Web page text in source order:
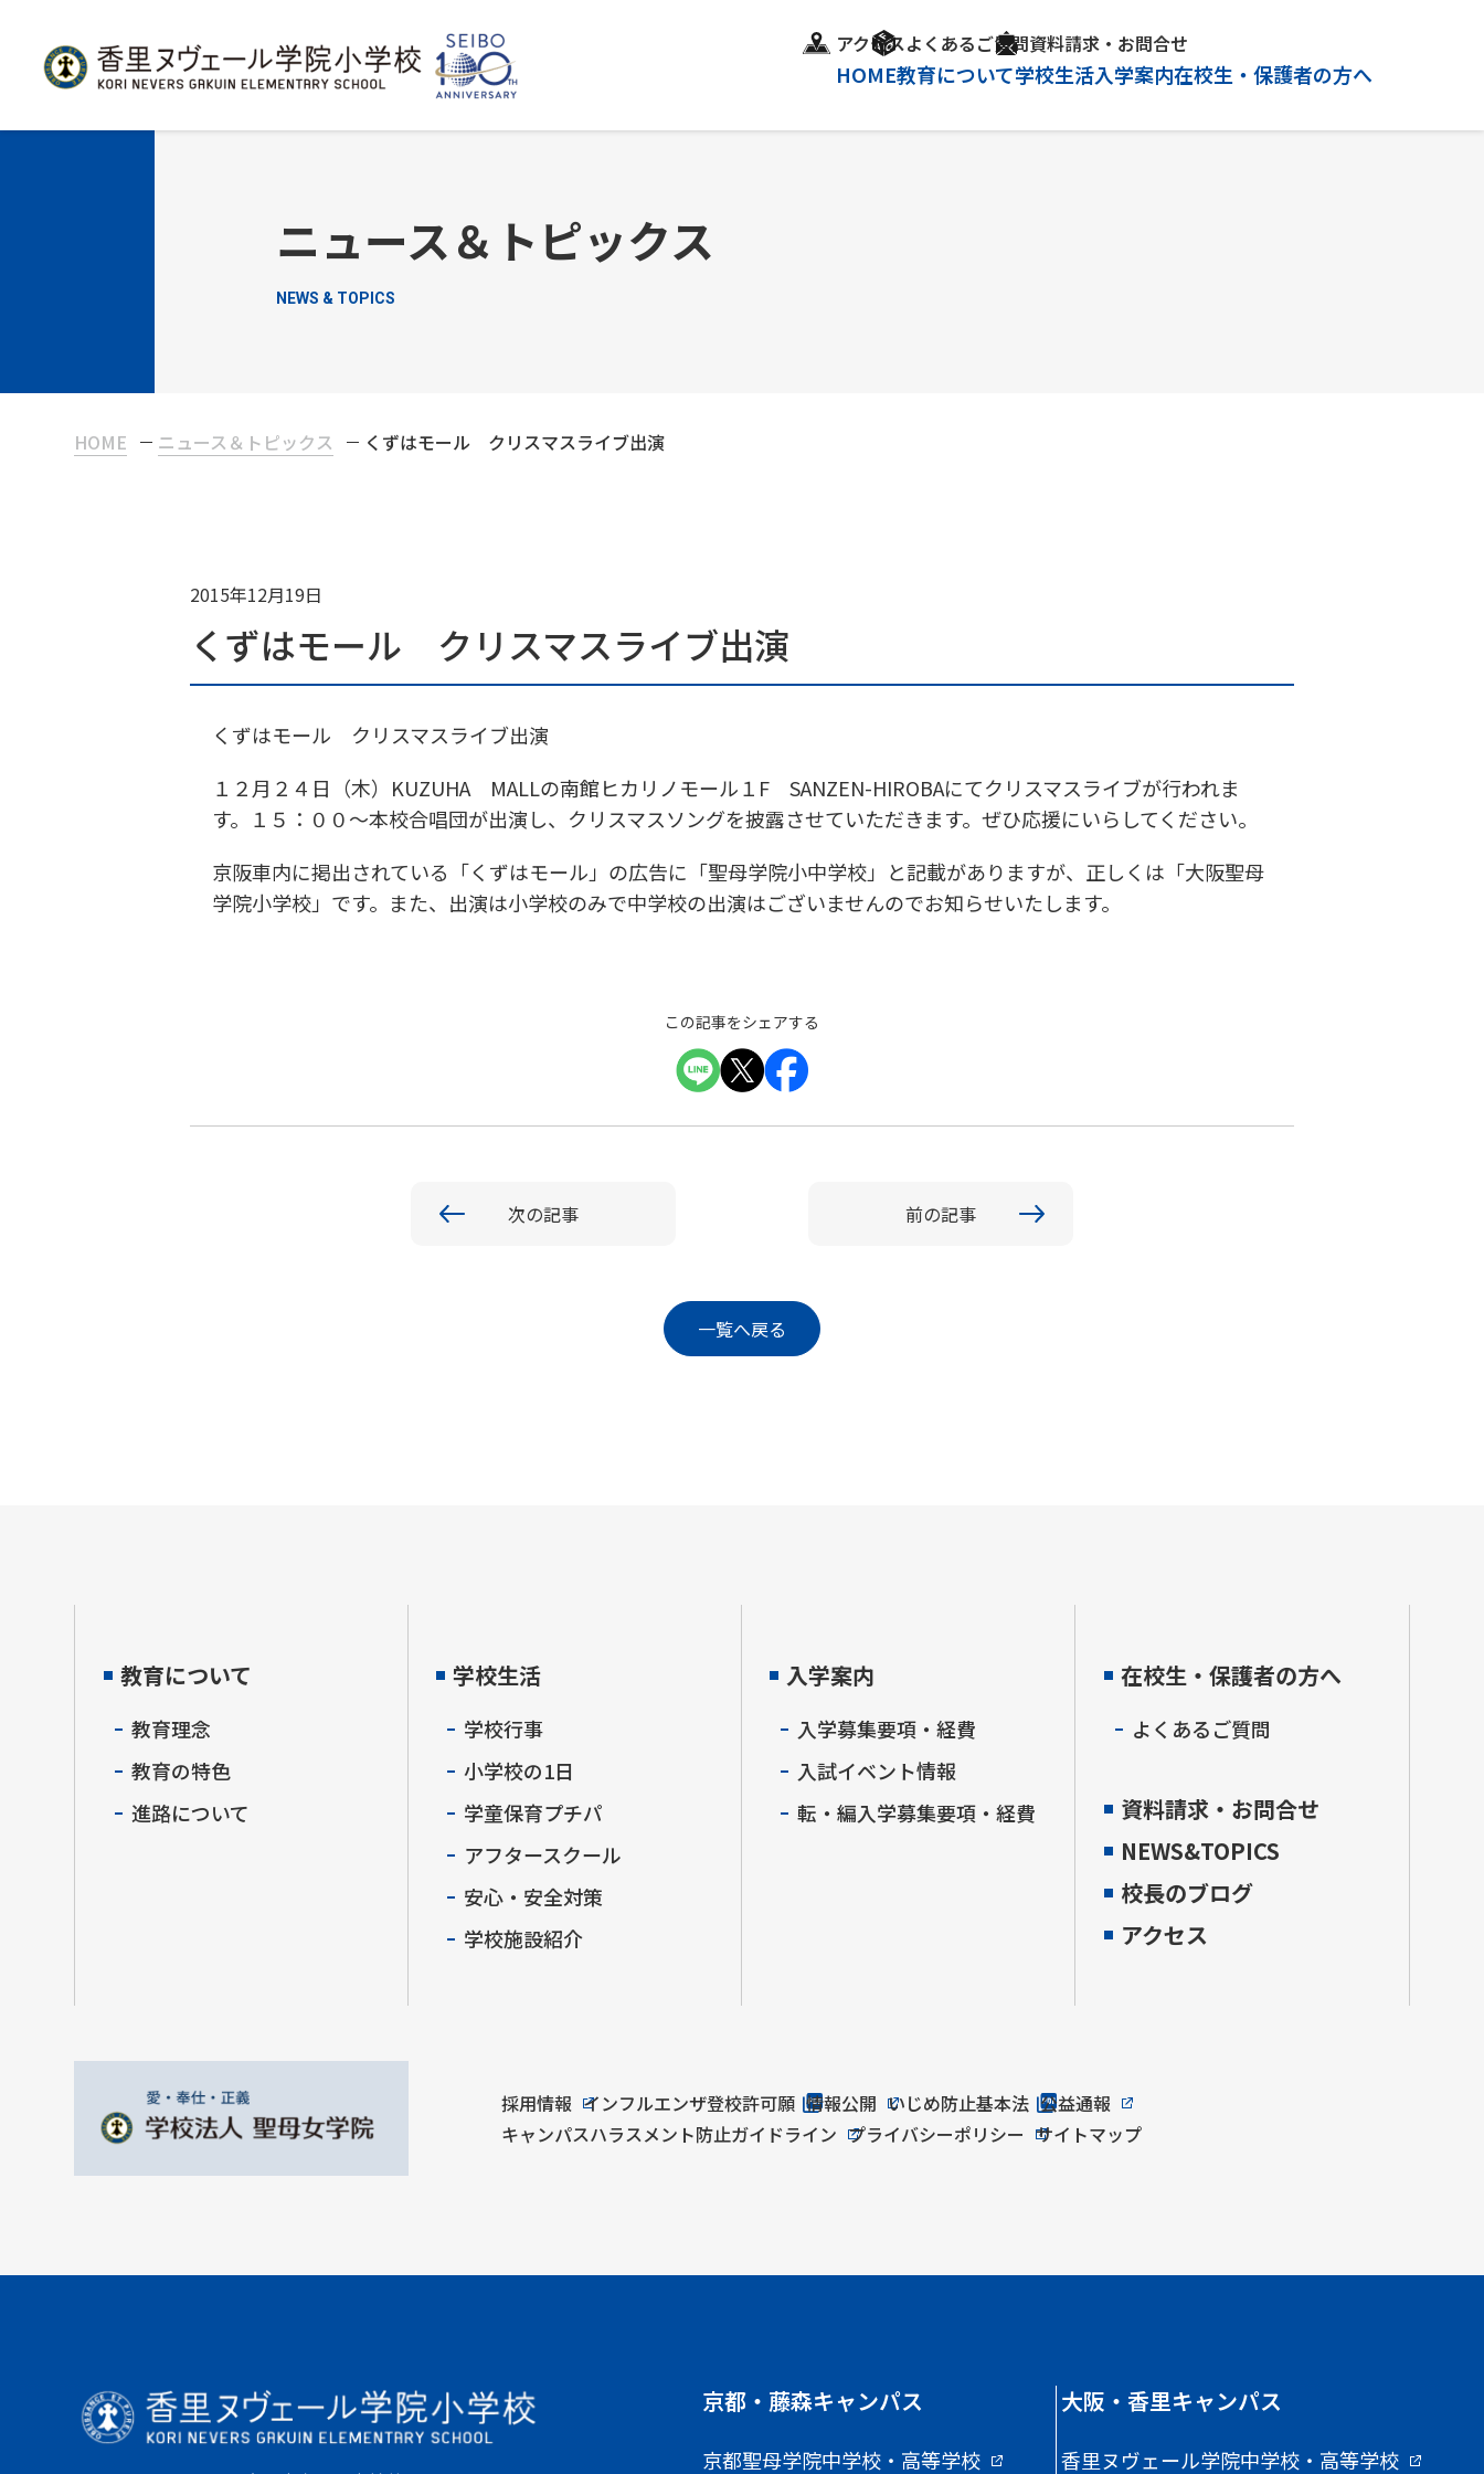
アクセスよくあるご質問資料請求・お問合せ
HOME教育について学校生活入学案内在校生・保護者の方へ
ニュース＆トピックス
NEWS & TOPICS
HOME ニュース＆トピックス くずはモール クリスマスライブ出演
2015年12月19日
くずはモール クリスマスライブ出演
くずはモール クリスマスライブ出演
１２月２４日（木）KUZUHA MALLの南館ヒカリノモール１F SANZEN-HIROBAにてクリスマスライブが行われま
す。１５：００～本校合唱団が出演し、クリスマスソングを披露させていただきます。ぜひ応援にいらしてください。
京阪車内に掲出されている「くずはモール」の広告に「聖母学院小中学校」と記載がありますが、正しくは「大阪聖母
学院小学校」です。また、出演は小学校のみで中学校の出演はございませんのでお知らせいたします。
この記事をシェアする
次の記事 前の記事
一覧へ戻る
教育について
教育理念
教育の特色
進路について
学校生活
学校行事
小学校の1日
学童保育プチパ
アフタースクール
安心・安全対策
学校施設紹介
入学案内
入学募集要項・経費
入試イベント情報
転・編入学募集要項・経費
在校生・保護者の方へ
よくあるご質問
資料請求・お問合せ
NEWS&TOPICS
校長のブログ
アクセス
採用情報 インフルエンザ登校許可願 情報公開 いじめ防止基本法 公益通報
キャンパスハラスメント防止ガイドライン プライバシーポリシー サイトマップ
京都・藤森キャンパス
京都聖母学院中学校・高等学校
大阪・香里キャンパス
香里ヌヴェール学院中学校・高等学校